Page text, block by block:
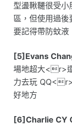
型盪鞦韆很受
區，但使用過
要記得帶防蚊液
[5]Evans
場地超大<r>
力去玩
好地方
[6]Charlie CY